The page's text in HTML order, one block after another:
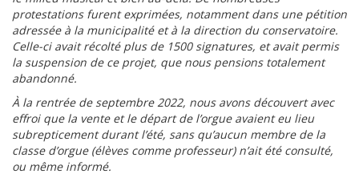
protestations furent exprimées, notamment dans une pétition
adressée à la municipalité et à la direction du conservatoire.
Celle-ci avait récolté plus de 1500 signatures, et avait permis
la suspension de ce projet, que nous pensions totalement
abandonné.
À la rentrée de septembre 2022, nous avons découvert avec
effroi que la vente et le départ de l’orgue avaient eu lieu
subrepticement durant l’été, sans qu’aucun membre de la
classe d’orgue (élèves comme professeur) n’ait été consulté,
ou même informé.